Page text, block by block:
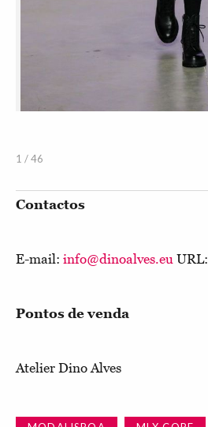
1 / 46
Contactos
E-mail: info@dinoalves.eu URL:
Pontos de venda
Atelier Dino Alves